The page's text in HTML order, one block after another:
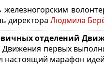
директора Людмила
отделений
Движения первых
марафон